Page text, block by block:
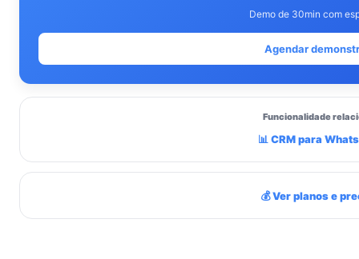
Demo de 30min com
Agendar
Funcionalidade
📊 CRM para
💰 Ver planos e